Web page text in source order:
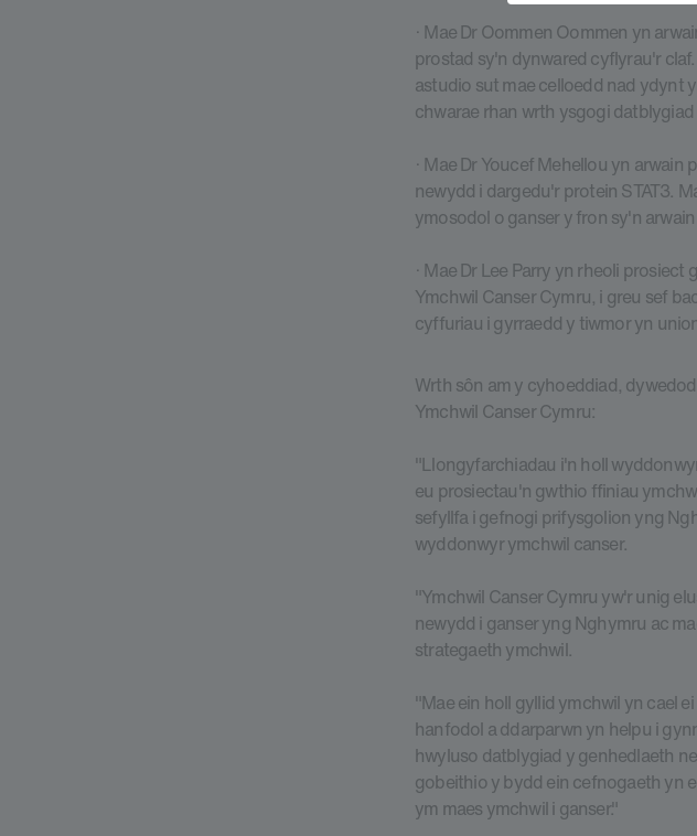
· Mae Dr Oommen Oommen yn
prostad sy'n dynwared cyflyrau'r
astudio sut mae celloedd nad ydynt
chwarae rhan wrth ysgogi datblygiad
· Mae Dr Youcef Mehellou yn
newydd i dargedu'r protein STAT3.
ymosodol o ganser y fron sy'n
· Mae Dr Lee Parry yn rheoli
Ymchwil Canser Cymru, i greu sef
cyffuriau i gyrraedd y tiwmor yn
Wrth sôn am y cyhoeddiad,
Ymchwil Canser Cymru:
"Llongyfarchiadau i'n holl
eu prosiectau'n gwthio ffiniau
sefyllfa i gefnogi prifysgolion yng
wyddonwyr ymchwil canser.
"Ymchwil Canser Cymru yw'r unig
newydd i ganser yng Nghymru ac
strategaeth ymchwil.
"Mae ein holl gyllid ymchwil yn cael
hanfodol a ddarparwn yn helpu i
hwyluso datblygiad y genhedlaeth
gobeithio y bydd ein cefnogaeth yn
ym maes ymchwil i ganser."